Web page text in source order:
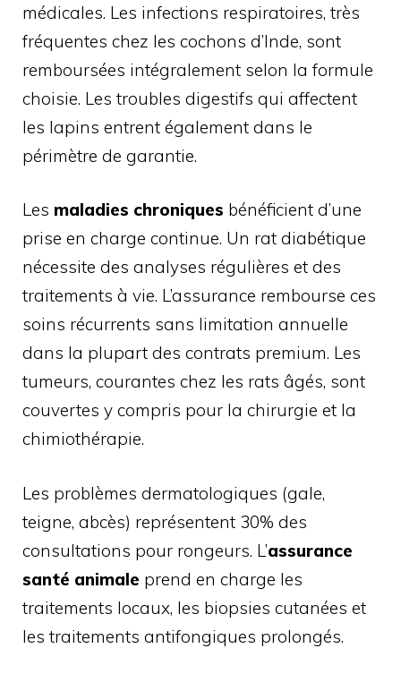
médicales. Les infections respiratoires, très
fréquentes chez les cochons d’Inde, sont
remboursées intégralement selon la formule
choisie. Les troubles digestifs qui affectent
les lapins entrent également dans le
périmètre de garantie.
Les maladies chroniques bénéficient d’une
prise en charge continue. Un rat diabétique
nécessite des analyses régulières et des
traitements à vie. L’assurance rembourse ces
soins récurrents sans limitation annuelle
dans la plupart des contrats premium. Les
tumeurs, courantes chez les rats âgés, sont
couvertes y compris pour la chirurgie et la
chimiothérapie.
Les problèmes dermatologiques (gale,
teigne, abcès) représentent 30% des
consultations pour rongeurs. L’assurance
santé animale prend en charge les
traitements locaux, les biopsies cutanées et
les traitements antifongiques prolongés.